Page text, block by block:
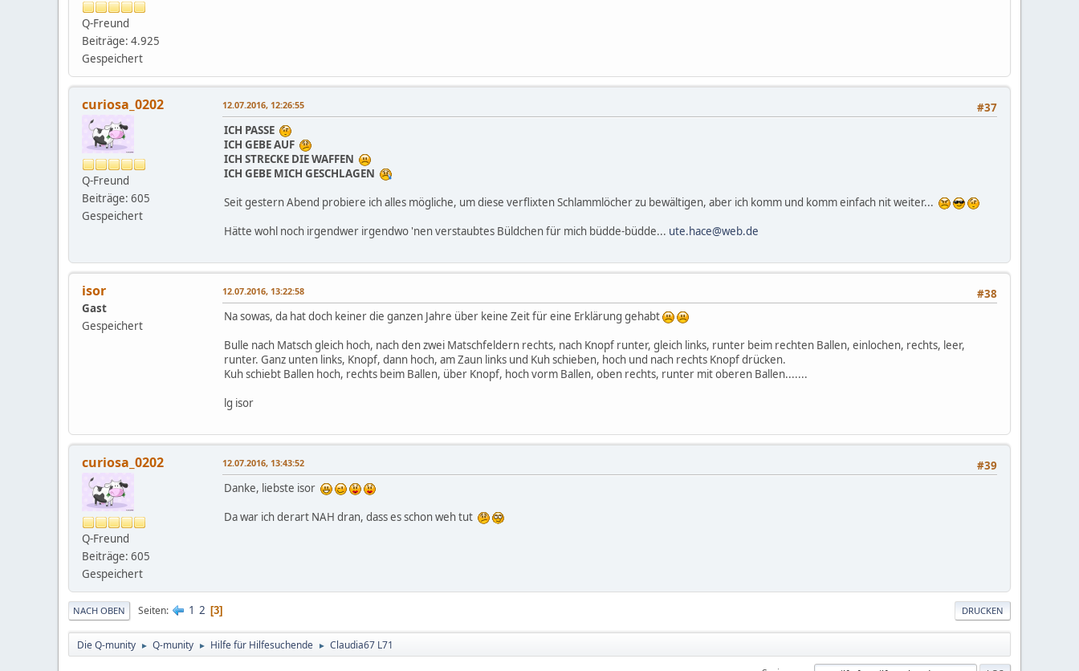
Q-Freund
Beiträge: 4.925
Gespeichert
curiosa_0202
Q-Freund
Beiträge: 605
Gespeichert
#37
12.07.2016, 12:26:55
ICH PASSE
ICH GEBE AUF
ICH STRECKE DIE WAFFEN
ICH GEBE MICH GESCHLAGEN
Seit gestern Abend probiere ich alles mögliche, um diese verflixten Schlammlöcher zu bewältigen, aber ich komm und komm einfach nit weiter...
Hätte wohl noch irgendwer irgendwo 'nen verstaubtes Büldchen für mich büdde-büdde... ute.hace@web.de
isor
Gast
Gespeichert
#38
12.07.2016, 13:22:58
Na sowas, da hat doch keiner die ganzen Jahre über keine Zeit für eine Erklärung gehabt
Bulle nach Matsch gleich hoch, nach den zwei Matschfeldern rechts, nach Knopf runter, gleich links, runter beim rechten Ballen, einlochen, rechts, leer,
runter. Ganz unten links, Knopf, dann hoch, am Zaun links und Kuh schieben, hoch und nach rechts Knopf drücken.
Kuh schiebt Ballen hoch, rechts beim Ballen, über Knopf, hoch vorm Ballen, oben rechts, runter mit oberen Ballen.......
lg isor
curiosa_0202
Q-Freund
Beiträge: 605
Gespeichert
#39
12.07.2016, 13:43:52
Danke, liebste isor
Da war ich derart NAH dran, dass es schon weh tut
DRUCKEN
NACH OBEN Seiten 1 2 3
Die Q-munity ► Q-munity ► Hilfe für Hilfesuchende ► Claudia67 L71